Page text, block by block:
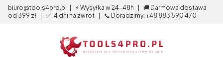
biuro@tools4pro.pl | ⚡ Wysyłka w 24-48h | 🚚 Darmowa dostawa
od 399 zł | ✅ 14 dni na zwrot | 📞 Doradzimy: +48 883 590 470